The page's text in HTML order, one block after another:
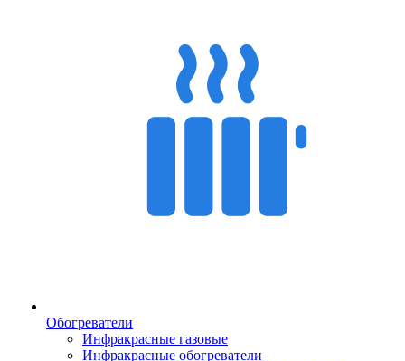
Обогреватели
Инфракрасные газовые
Инфракрасные обогреватели